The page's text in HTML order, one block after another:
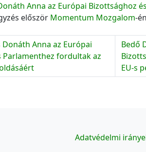
Anna az Európai Bizottsághoz
először Momentum Mozgalom-
Donáth Anna az Európai
Parlamenthez fordultak az
Bedő
EU-s
Adatvédelmi